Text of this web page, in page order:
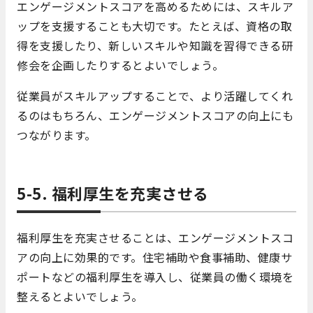
エンゲージメントスコアを高めるためには、スキルア
ップを支援することも大切です。たとえば、資格の取
得を支援したり、新しいスキルや知識を習得できる研
修会を企画したりするとよいでしょう。
従業員がスキルアップすることで、より活躍してくれ
るのはもちろん、エンゲージメントスコアの向上にも
つながります。
5-5. 福利厚生を充実させる
福利厚生を充実させることは、エンゲージメントスコ
アの向上に効果的です。住宅補助や食事補助、健康サ
ポートなどの福利厚生を導入し、従業員の働く環境を
整えるとよいでしょう。